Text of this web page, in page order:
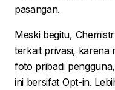
pasangan.
Meski begitu,
terkait privasi, karena
foto pribadi
ini bersifat Opt-in.